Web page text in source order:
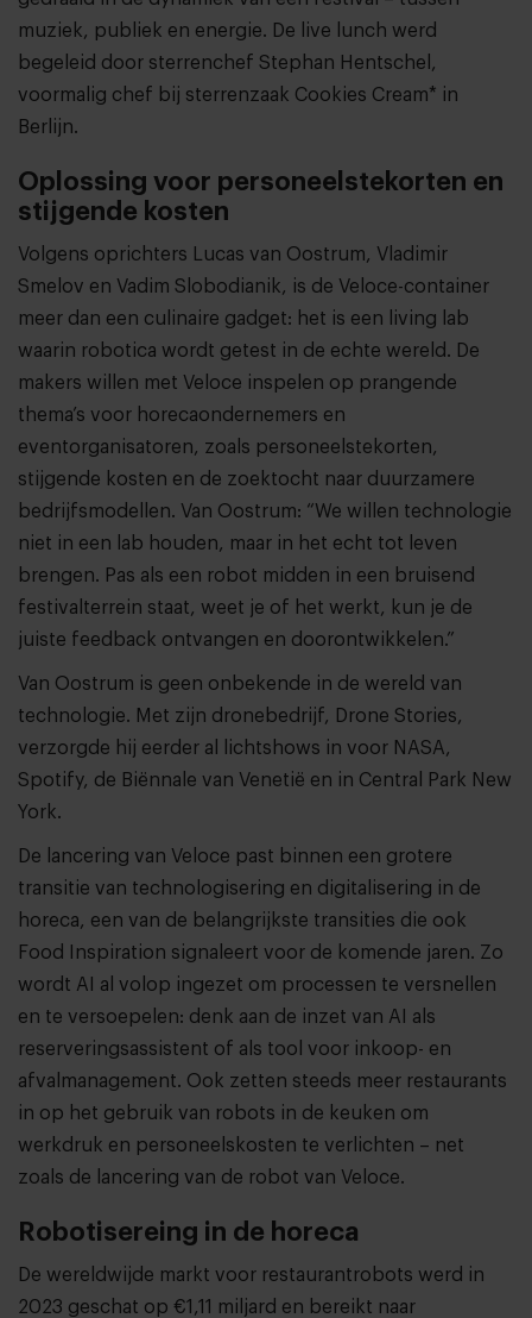
muziek, publiek en energie. De live lunch werd
begeleid door sterrenchef Stephan Hentschel,
voormalig chef bij sterrenzaak Cookies Cream* in
Berlijn.
Oplossing voor personeelstekorten en
stijgende kosten
Volgens oprichters Lucas van Oostrum, Vladimir
Smelov en Vadim Slobodianik, is de Veloce-container
meer dan een culinaire gadget: het is een living lab
waarin robotica wordt getest in de echte wereld. De
makers willen met Veloce inspelen op prangende
thema’s voor horecaondernemers en
eventorganisatoren, zoals personeelstekorten,
stijgende kosten en de zoektocht naar duurzamere
bedrijfsmodellen. Van Oostrum: “We willen technologie
niet in een lab houden, maar in het echt tot leven
brengen. Pas als een robot midden in een bruisend
festivalterrein staat, weet je of het werkt, kun je de
juiste feedback ontvangen en doorontwikkelen.”
Van Oostrum is geen onbekende in de wereld van
technologie. Met zijn dronebedrijf, Drone Stories,
verzorgde hij eerder al lichtshows in voor NASA,
Spotify, de Biënnale van Venetië en in Central Park New
York.
De lancering van Veloce past binnen een grotere
transitie van technologisering en digitalisering in de
horeca, een van de belangrijkste transities die ook
Food Inspiration signaleert voor de komende jaren. Zo
wordt AI al volop ingezet om processen te versnellen
en te versoepelen: denk aan de inzet van AI als
reserveringsassistent of als tool voor inkoop- en
afvalmanagement. Ook zetten steeds meer restaurants
in op het gebruik van robots in de keuken om
werkdruk en personeelskosten te verlichten – net
zoals de lancering van de robot van Veloce.
Robotisereing in de horeca
De wereldwijde markt voor restaurantrobots werd in
2023 geschat op €1,11 miljard en bereikt naar